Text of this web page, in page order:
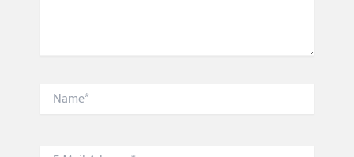
Name*